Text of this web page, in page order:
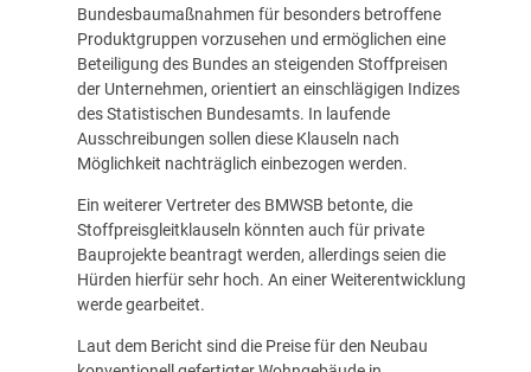
Bundesbaumaßnahmen für besonders betroffene
Produktgruppen vorzusehen und ermöglichen eine
Beteiligung des Bundes an steigenden Stoffpreisen
der Unternehmen, orientiert an einschlägigen Indizes
des Statistischen Bundesamts. In laufende
Ausschreibungen sollen diese Klauseln nach
Möglichkeit nachträglich einbezogen werden.
Ein weiterer Vertreter des BMWSB betonte, die
Stoffpreisgleitklauseln könnten auch für private
Bauprojekte beantragt werden, allerdings seien die
Hürden hierfür sehr hoch. An einer Weiterentwicklung
werde gearbeitet.
Laut dem Bericht sind die Preise für den Neubau